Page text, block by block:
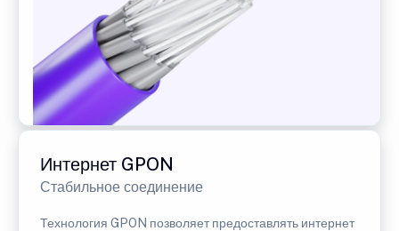
Интернет GPON
Стабильное соединение
Технология GPON позволяет предоставлять интернет